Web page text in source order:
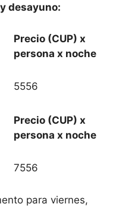
desayuno:
Precio (CUP) x
persona x noche
5556
Precio (CUP) x
persona x noche
7556
para viernes,